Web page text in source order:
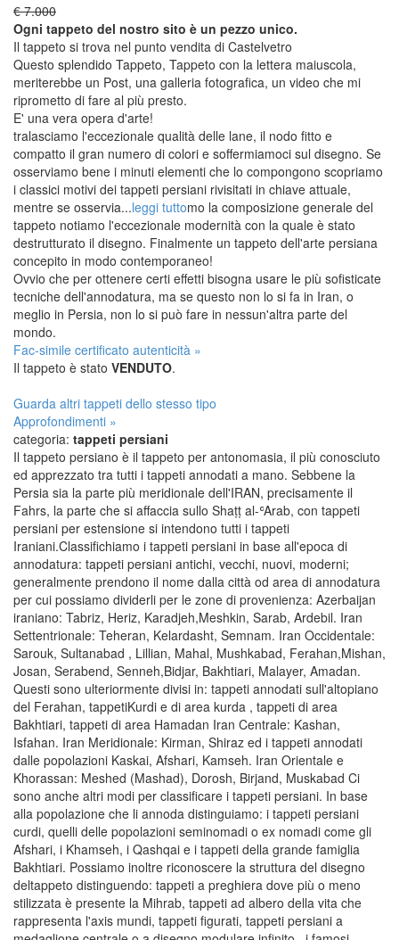
€ 7.000
Ogni tappeto del nostro sito è un pezzo unico.
Il tappeto si trova nel punto vendita di Castelvetro
Questo splendido Tappeto, Tappeto con la lettera maiuscola,
meriterebbe un Post, una galleria fotografica, un video che mi
riprometto di fare al più presto.
E' una vera opera d'arte!
tralasciamo l'eccezionale qualità delle lane, il nodo fitto e
compatto il gran numero di colori e soffermiamoci sul disegno. Se
osserviamo bene i minuti elementi che lo compongono scopriamo
i classici motivi dei tappeti persiani rivisitati in chiave attuale,
mentre se osservia...leggi tuttomo la composizione generale del
tappeto notiamo l'eccezionale modernità con la quale è stato
destrutturato il disegno. Finalmente un tappeto dell'arte persiana
concepito in modo contemporaneo!
Ovvio che per ottenere certi effetti bisogna usare le più sofisticate
tecniche dell'annodatura, ma se questo non lo si fa in Iran, o
meglio in Persia, non lo si può fare in nessun'altra parte del
mondo.
Fac-simile certificato autenticità »
Il tappeto è stato VENDUTO.
Guarda altri tappeti dello stesso tipo
Approfondimenti »
categoria: tappeti persiani
Il tappeto persiano è il tappeto per antonomasia, il più conosciuto
ed apprezzato tra tutti i tappeti annodati a mano. Sebbene la
Persia sia la parte più meridionale dell'IRAN, precisamente il
Fahrs, la parte che si affaccia sullo Shaṭṭ al-ʿArab, con tappeti
persiani per estensione si intendono tutti i tappeti
Iraniani.Classifichiamo i tappeti persiani in base all'epoca di
annodatura: tappeti persiani antichi, vecchi, nuovi, moderni;
generalmente prendono il nome dalla città od area di annodatura
per cui possiamo dividerli per le zone di provenienza: Azerbaijan
iraniano: Tabriz, Heriz, Karadjeh,Meshkin, Sarab, Ardebil. Iran
Settentrionale: Teheran, Kelardasht, Semnam. Iran Occidentale:
Sarouk, Sultanabad , Lillian, Mahal, Mushkabad, Ferahan,Mishan,
Josan, Serabend, Senneh,Bidjar, Bakhtiari, Malayer, Amadan.
Questi sono ulteriormente divisi in: tappeti annodati sull'altopiano
del Ferahan, tappetiKurdi e di area kurda , tappeti di area
Bakhtiari, tappeti di area Hamadan Iran Centrale: Kashan,
Isfahan. Iran Meridionale: Kirman, Shiraz ed i tappeti annodati
dalle popolazioni Kaskai, Afshari, Kamseh. Iran Orientale e
Khorassan: Meshed (Mashad), Dorosh, Birjand, Muskabad Ci
sono anche altri modi per classificare i tappeti persiani. In base
alla popolazione che li annoda distinguiamo: i tappeti persiani
curdi, quelli delle popolazioni seminomadi o ex nomadi come gli
Afshari, i Khamseh, i Qashqai e i tappeti della grande famiglia
Bakhtiari. Possiamo inoltre riconoscere la struttura del disegno
deltappeto distinguendo: tappeti a preghiera dove più o meno
stilizzata è presente la Mihrab, tappeti ad albero della vita che
rappresenta l'axis mundi, tappeti figurati, tappeti persiani a